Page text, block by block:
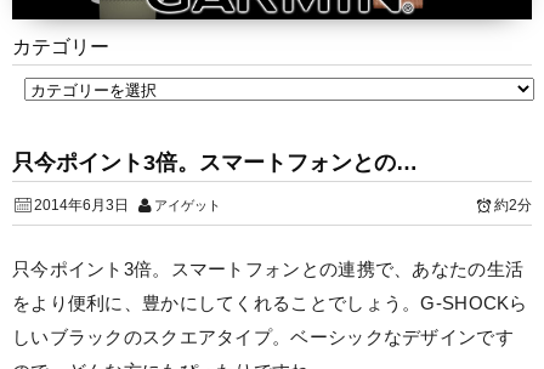
カテゴリー
只今ポイント3倍。スマートフォンとの…
2014年6月3日 アイゲット 約2分
只今ポイント3倍。スマートフォンとの連携で、あなたの生活
をより便利に、豊かにしてくれることでしょう。G-SHOCKら
しいブラックのスクエアタイプ。ベーシックなデザインです